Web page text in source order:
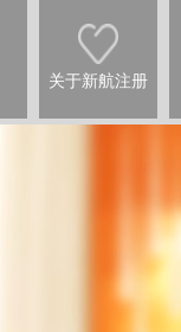
关于新航注册